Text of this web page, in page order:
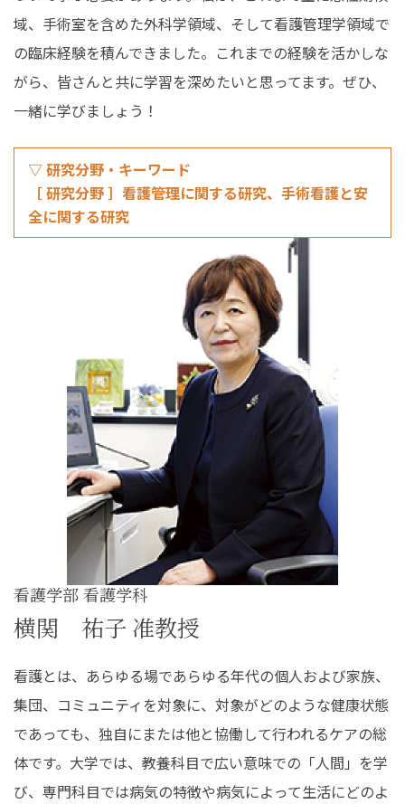
域、手術室を含めた外科学領域、そして看護管理学領域で
の臨床経験を積んできました。これまでの経験を活かしな
がら、皆さんと共に学習を深めたいと思ってます。ぜひ、
一緒に学びましょう！
▽ 研究分野・キーワード
［ 研究分野 ］看護管理に関する研究、手術看護と安
全に関する研究
看護学部 看護学科
横関 祐子 准教授
看護とは、あらゆる場であらゆる年代の個人および家族、
集団、コミュニティを対象に、対象がどのような健康状態
であっても、独自にまたは他と協働して行われるケアの総
体です。大学では、教養科目で広い意味での「人間」を学
び、専門科目では病気の特徴や病気によって生活にどのよ